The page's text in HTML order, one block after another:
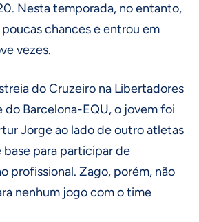
Nesta temporada, no entanto,
chances e entrou em
vezes.
do Cruzeiro na Libertadores
Barcelona-EQU, o jovem foi
Jorge ao lado de outro atletas
para participar de
profissional. Zago, porém, não
nenhum jogo com o time